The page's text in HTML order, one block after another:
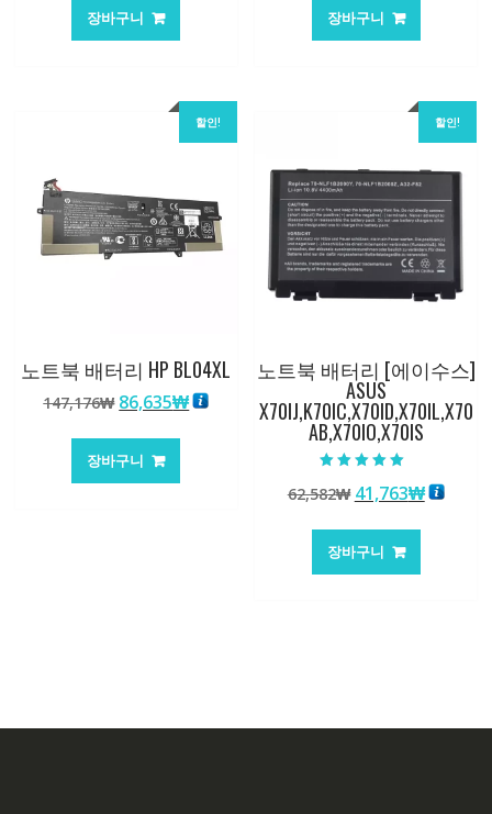
가
격:
장바구니
가
격:
장바구니
할인!
노트북 배터리 HP BL04XL
147,176₩ 원
가
격:
86,635₩현
장바구니
할인!
노트북 배터리 [에이수스]
ASUS
X70IJ,K70IC,X70ID,X70IL,X70
AB,X70IO,X70IS
5.00
로 평가됨
62,582₩ 원
가
격:
41,763₩현
장바구니